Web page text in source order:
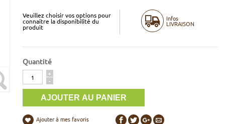
Veuillez choisir vos options pour
connaitre la disponibilité du
produit
Infos
LIVRAISON
Quantité
Quantité
+
-
Ajouter à mes favoris